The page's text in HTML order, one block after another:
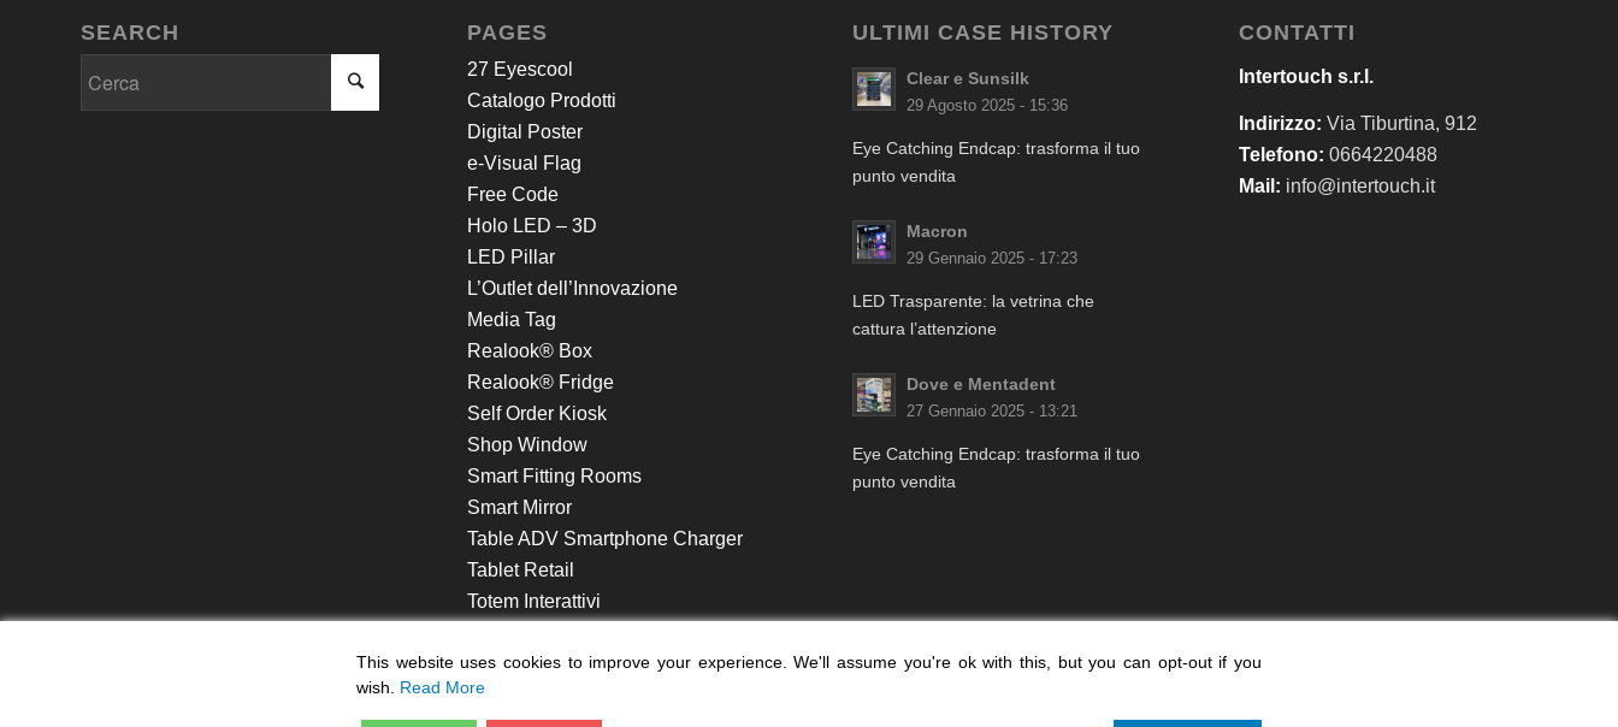
SEARCH PAGES
27 Eyescool
Catalogo Prodotti
Digital Poster
e-Visual Flag
Free Code
Holo LED – 3D
LED Pillar
L’Outlet dell’Innovazione
Media Tag
Realook® Box
Realook® Fridge
Self Order Kiosk
Shop Window
Smart Fitting Rooms
Smart Mirror
Table ADV Smartphone Charger
Tablet Retail
Totem Interattivi
ULTIMI CASE HISTORY
Clear e Sunsilk
29 Agosto 2025 - 15:36
Eye Catching Endcap: trasforma il tuo
punto vendita
Macron
29 Gennaio 2025 - 17:23
LED Trasparente: la vetrina che
cattura l’attenzione
Dove e Mentadent
27 Gennaio 2025 - 13:21
Eye Catching Endcap: trasforma il tuo
punto vendita
CONTATTI
Intertouch s.r.l.
Indirizzo: Via Tiburtina, 912
Telefono: 0664220488
Mail: info@intertouch.it
This website uses cookies to improve your experience. We'll assume you're ok with this, but you can opt-out if you
wish. Read More